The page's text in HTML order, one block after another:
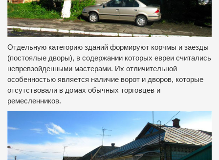
Отдельную категорию зданий формируют корчмы и заезды
(постоялые дворы), в содержании которых евреи считались
непревзойденными мастерами. Их отличительной
особенностью является наличие ворот и дворов, которые
отсутствовали в домах обычных торговцев и
ремесленников.